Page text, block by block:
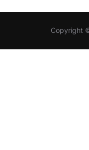
Copyright